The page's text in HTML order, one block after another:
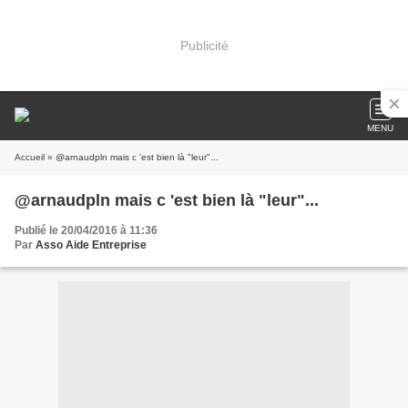
Publicité
MENU
Accueil » @arnaudpln mais c 'est bien là "leur"...
@arnaudpln mais c 'est bien là "leur"...
Publié le 20/04/2016 à 11:36
Par Asso Aide Entreprise